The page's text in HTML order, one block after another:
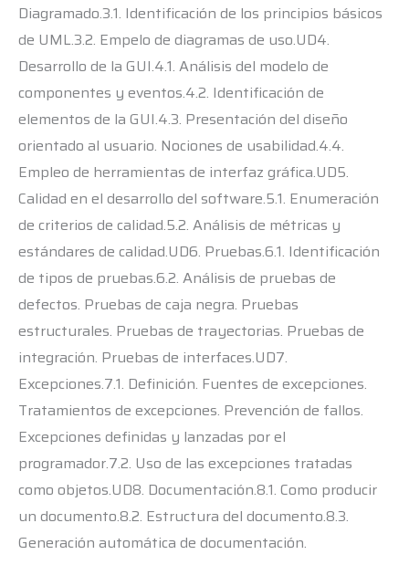
Diagramado.3.1. Identificación de los principios básicos
de UML.3.2. Empelo de diagramas de uso.UD4.
Desarrollo de la GUI.4.1. Análisis del modelo de
componentes y eventos.4.2. Identificación de
elementos de la GUI.4.3. Presentación del diseño
orientado al usuario. Nociones de usabilidad.4.4.
Empleo de herramientas de interfaz gráfica.UD5.
Calidad en el desarrollo del software.5.1. Enumeración
de criterios de calidad.5.2. Análisis de métricas y
estándares de calidad.UD6. Pruebas.6.1. Identificación
de tipos de pruebas.6.2. Análisis de pruebas de
defectos. Pruebas de caja negra. Pruebas
estructurales. Pruebas de trayectorias. Pruebas de
integración. Pruebas de interfaces.UD7.
Excepciones.7.1. Definición. Fuentes de excepciones.
Tratamientos de excepciones. Prevención de fallos.
Excepciones definidas y lanzadas por el
programador.7.2. Uso de las excepciones tratadas
como objetos.UD8. Documentación.8.1. Como producir
un documento.8.2. Estructura del documento.8.3.
Generación automática de documentación.